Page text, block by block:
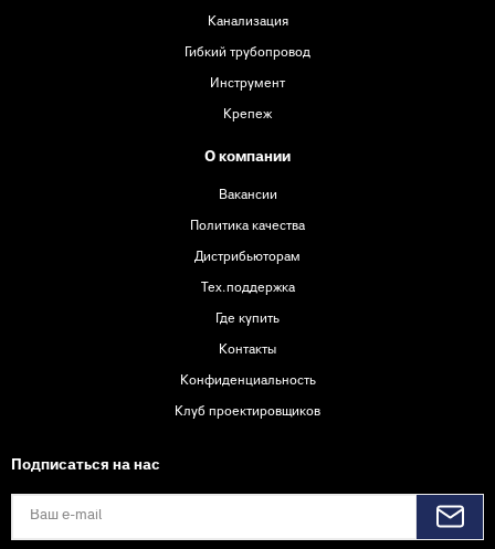
Канализация
Гибкий трубопровод
Инструмент
Крепеж
О компании
Вакансии
Политика качества
Дистрибьюторам
Тех.поддержка
Где купить
Контакты
Конфиденциальность
Клуб проектировщиков
Подписаться на нас